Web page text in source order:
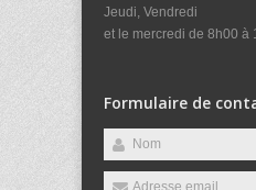
Jeudi, Vendredi
et le mercredi de 8h00 à
Formulaire de